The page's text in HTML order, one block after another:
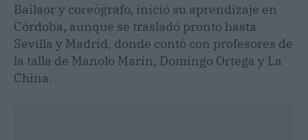
Bailaor y coreógrafo, inició su aprendizaje en
Córdoba, aunque se trasladó pronto hasta
Sevilla y Madrid, donde contó con profesores de
la talla de Manolo Marín, Domingo Ortega y La
China.